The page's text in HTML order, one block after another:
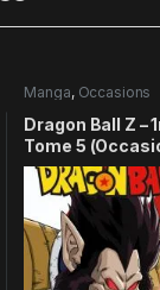
Manga, Occasions
Dragon Ball Z –
Tome 5